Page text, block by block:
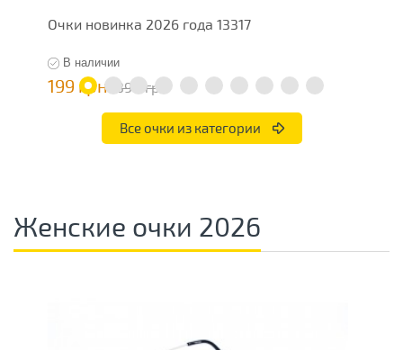
Очки новинка 2026 года 13317
В наличии
199 грн 398 грн
Все очки из категории
Женские очки 2026